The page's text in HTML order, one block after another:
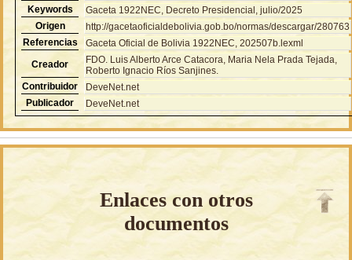
Keywords
Gaceta 1922NEC, Decreto Presidencial, julio/2025
Origen
http://gacetaoficialdebolivia.gob.bo/normas/descargar/280763
Referencias
Gaceta Oficial de Bolivia 1922NEC, 202507b.lexml
Creador
FDO. Luis Alberto Arce Catacora, Maria Nela Prada Tejada,
Roberto Ignacio Ríos Sanjines.
Contribuidor
DeveNet.net
Publicador
DeveNet.net
Enlaces con otros
documentos